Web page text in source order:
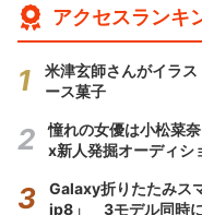
アクセスランキ
米津玄師さんがイラ
ース菓子
憧れの女優は小松菜
x新人発掘オーディ
Galaxy折りたたみス
ip8」 3モデル同時